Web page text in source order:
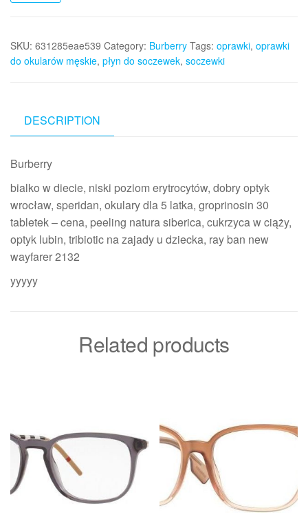
SKU: 631285eae539 Category: Burberry Tags: oprawki, oprawki
do okularów męskie, płyn do soczewek, soczewki
DESCRIPTION
Burberry
bialko w diecie, niski poziom erytrocytów, dobry optyk
wrocław, speridan, okulary dla 5 latka, groprinosin 30
tabletek – cena, peeling natura siberica, cukrzyca w ciąży,
optyk lubin, tribiotic na zajady u dziecka, ray ban new
wayfarer 2132
yyyyy
Related products